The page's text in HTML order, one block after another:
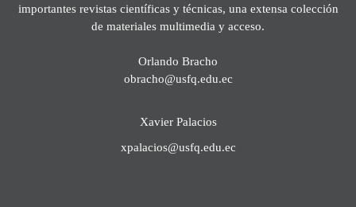
importantes revistas científicas y técnicas, una extensa colección
de materiales multimedia y acceso.
Orlando Bracho
obracho@usfq.edu.ec
Xavier Palacios
xpalacios@usfq.edu.ec